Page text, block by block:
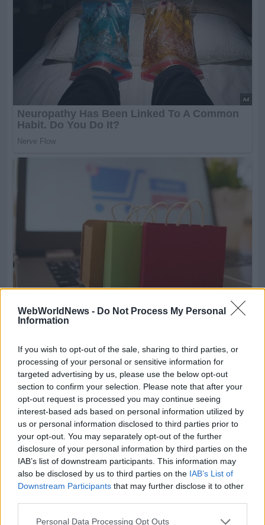
WebWorldNews - Do Not Process My Personal
Information
If you wish to opt-out of the sale, sharing to third parties, or
processing of your personal or sensitive information for
targeted advertising by us, please use the below opt-out
section to confirm your selection. Please note that after your
opt-out request is processed you may continue seeing
interest-based ads based on personal information utilized by
us or personal information disclosed to third parties prior to
your opt-out. You may separately opt-out of the further
disclosure of your personal information by third parties on the
IAB’s list of downstream participants. This information may
also be disclosed by us to third parties on the IAB’s List of
Downstream Participants that may further disclose it to other
Personal Data Processing Opt Outs